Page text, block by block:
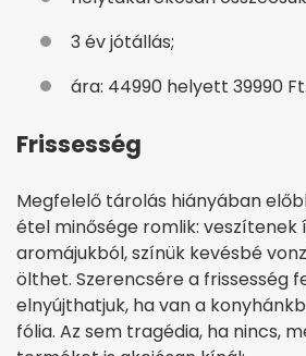
3 év jótállás;
ára: 44990 helyett 39990 Ft.
Frissesség
Megfelelő tárolás hiányában
étel minősége romlik: veszítenek
aromájukból, színük kevésbé
ölthet. Szerencsére a frissesség
elnyújthatjuk, ha van a
fólia. Az sem tragédia, ha nincs,